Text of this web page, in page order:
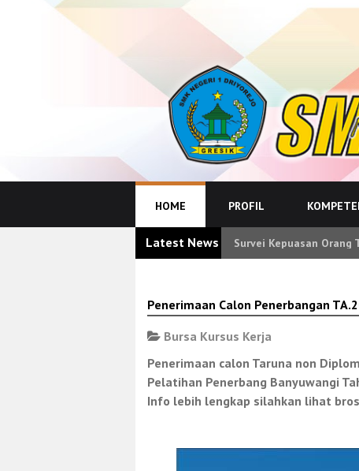
HOME PROFIL
Latest News Survei Kepuasan Orang
Penerimaan Calon Penerbangan
Bursa Kursus Kerja
Penerimaan calon Taruna non
Pelatihan Penerbang Banyuwangi
Info lebih lengkap silahkan lihat